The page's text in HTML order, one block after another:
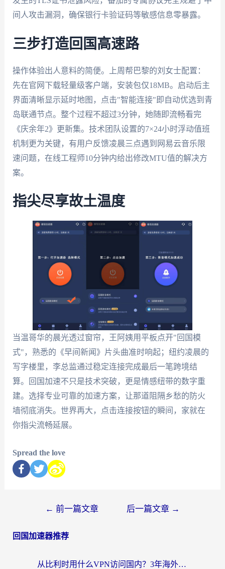
间人攻击漏洞，确保银行卡验证码等敏感信息零暴露。
三步打造回国高速路
操作体验出人意料的简便。上周帮巴黎的刘女士配置：
先在官网下载轻量级客户端，安装包仅18MB。启动后主
界面清晰显示延时地图，点击"智能连接"即自动优选到青
岛联通节点。整个过程不超过3分钟，她随即流畅看完
《庆余年2》更新集。技术团队设置的7×24小时浮动值班
机制更为关键，有用户反馈凌晨三点遇到网易云音乐限
速问题，在线工程师10分钟内给出修改MTU值的解决方
案。
指尖尽享故土温度
当温哥华的晨光透过窗帘，王阿姨用平板点开"回国模
式"，熟悉的《早间新闻》片头曲准时响起；纽约凌晨的
写字楼里，李总监通过稳定连接完成最后一笔跨境结
算。回国加速不只是技术突破，更是情感纽带的数字重
建。选择专业可靠的加速方案，让那道阻隔乡愁的防火
墙彻底消失。世界再大，点击连接按钮的瞬间，家就在
你指尖流畅延展。
Spread the love
← 前一篇文章 后一篇文章 →
回国加速器推荐
从比利时用什么VPN访问国内？3年海外党亲测有效的无缝回国上网指南